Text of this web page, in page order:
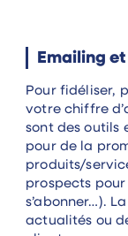
Emailing
Pour fidéliser,
votre chiffre
sont des outils
pour de la
produits/
prospects
s’abonner…).
actualités ou